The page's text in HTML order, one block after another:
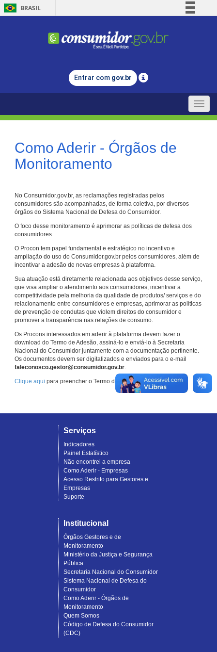
BRASIL
Comunica BR
Legislação
Entrar com gov.br
Toggle
Como Aderir - Órgãos de
Monitoramento
No Consumidor.gov.br, as reclamações registradas pelos
consumidores são acompanhadas, de forma coletiva, por diversos
órgãos do Sistema Nacional de Defesa do Consumidor.
O foco desse monitoramento é aprimorar as políticas de defesa dos
consumidores.
O Procon tem papel fundamental e estratégico no incentivo e
ampliação do uso do Consumidor.gov.br pelos consumidores, além de
incentivar a adesão de novas empresas à plataforma.
Sua atuação está diretamente relacionada aos objetivos desse serviço,
que visa ampliar o atendimento aos consumidores, incentivar a
competitividade pela melhoria da qualidade de produtos/ serviços e do
relacionamento entre consumidores e empresas, aprimorar as políticas
de prevenção de condutas que violem direitos do consumidor e
promover a transparência nas relações de consumo.
Os Procons interessados em aderir à plataforma devem fazer o
download do Termo de Adesão, assiná-lo e enviá-lo à Secretaria
Nacional do Consumidor juntamente com a documentação pertinente.
Os documentos devem ser digitalizados e enviados para o e-mail
faleconosco.gestor@consumidor.gov.br.
Clique aqui para preencher o Termo de Adesão.
Serviços
Indicadores
Painel Estatístico
Não encontrei a empresa
Como Aderir - Empresas
Acesso Restrito para Gestores e
Empresas
Suporte
Institucional
Órgãos Gestores e de
Monitoramento
Ministério da Justiça e Segurança
Pública
Secretaria Nacional do Consumidor
Sistema Nacional de Defesa do
Consumidor
Como Aderir - Órgãos de
Monitoramento
Quem Somos
Código de Defesa do Consumidor
(CDC)